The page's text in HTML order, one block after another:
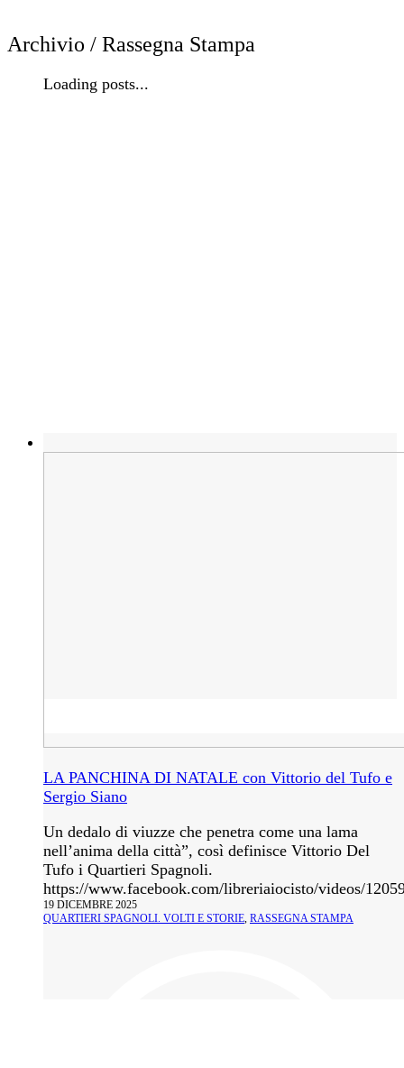
Archivio / Rassegna Stampa
Loading posts...
LA PANCHINA DI NATALE con Vittorio del Tufo e
Sergio Siano
Un dedalo di viuzze che penetra come una lama
nell’anima della città”, così definisce Vittorio Del
Tufo i Quartieri Spagnoli.
https://www.facebook.com/libreriaiocisto/videos/
19 DICEMBRE 2025
QUARTIERI SPAGNOLI. VOLTI E STORIE, RASSEGNA STAMPA